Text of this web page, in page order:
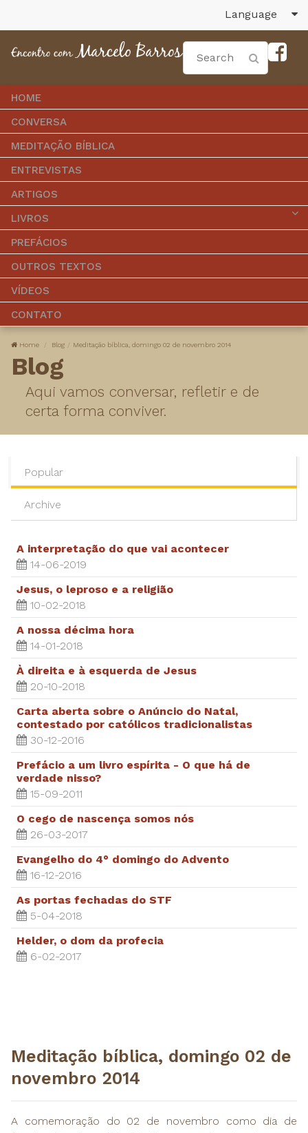
Language
HOME
CONVERSA
MEDITAÇÃO BÍBLICA
ENTREVISTAS
ARTIGOS
LIVROS
PREFÁCIOS
OUTROS TEXTOS
VÍDEOS
CONTATO
Home Blog Meditação bíblica, domingo 02 de novembro 2014
Blog
Aqui vamos conversar, refletir e de
certa forma conviver.
Popular
Archive
A interpretação do que vai acontecer
14-06-2019
Jesus, o leproso e a religião
10-02-2018
A nossa décima hora
14-01-2018
À direita e à esquerda de Jesus
20-10-2018
Carta aberta sobre o Anúncio do Natal,
contestado por católicos tradicionalistas
30-12-2016
Prefácio a um livro espírita - O que há de
verdade nisso?
15-09-2011
O cego de nascença somos nós
26-03-2017
Evangelho do 4° domingo do Advento
16-12-2016
As portas fechadas do STF
5-04-2018
Helder, o dom da profecia
6-02-2017
Meditação bíblica, domingo 02 de
novembro 2014
A comemoração do 02 de novembro como dia de